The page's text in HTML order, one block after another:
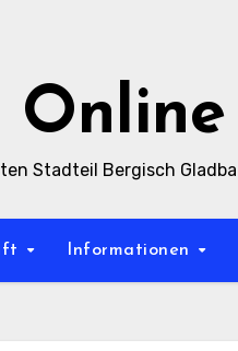
Online
Stadteil Bergisch
Informationen